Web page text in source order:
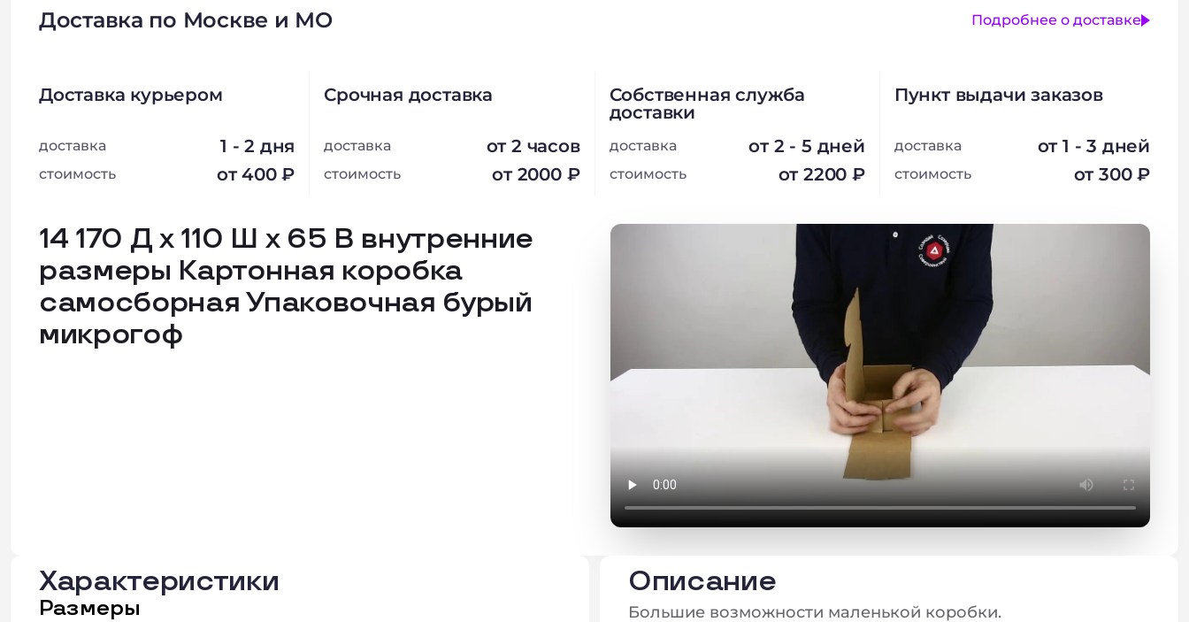
Доставка по Москве и МО Подробнее о доставке
Доставка курьером
доставка 1 - 2 дня
стоимость от 400 ₽
Срочная доставка
доставка от 2 часов
стоимость от 2000 ₽
Собственная служба
доставки
доставка от 2 - 5 дней
стоимость от 2200 ₽
Пункт выдачи заказов
доставка от 1 - 3 дней
стоимость от 300 ₽
14 170 Д х 110 Ш х 65 В внутренние
размеры Картонная коробка
самосборная Упаковочная бурый
микрогоф
Характеристики
Размеры
Описание
Большие возможности маленькой коробки.